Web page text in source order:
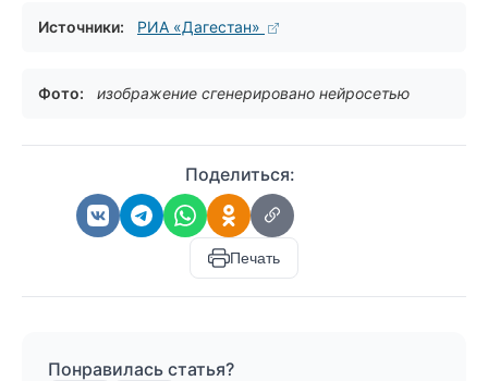
Источники: РИА «Дагестан»
Фото: изображение сгенерировано нейросетью
Поделиться:
Печать
Понравилась статья?